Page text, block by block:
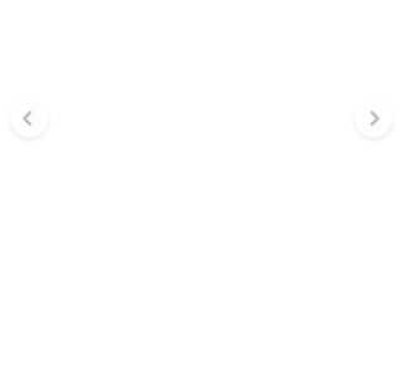
Diapositive précédente